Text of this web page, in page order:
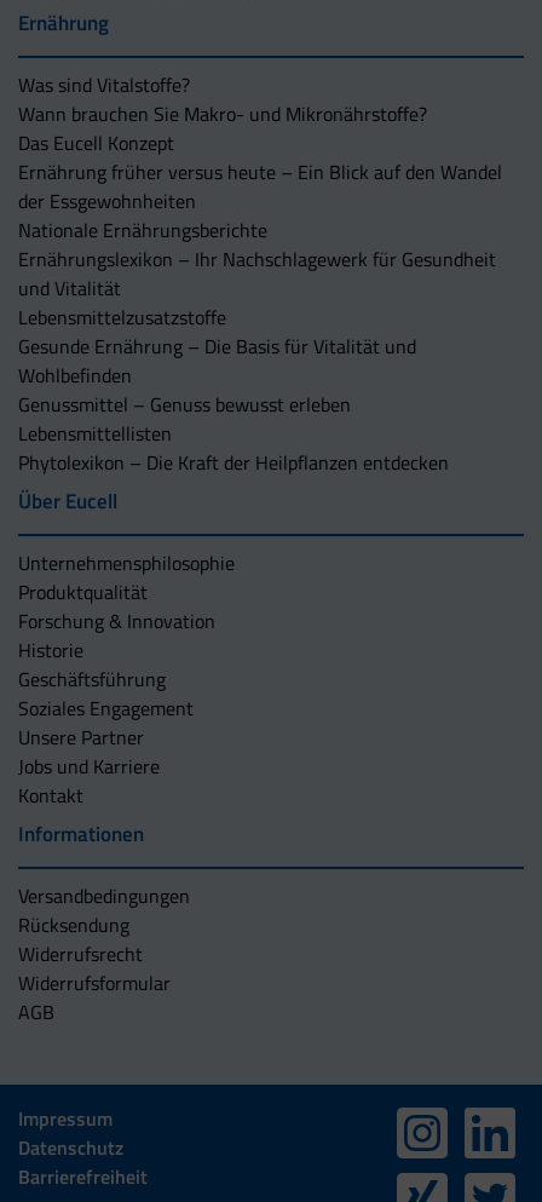
Ernährung
Was sind Vitalstoffe?
Wann brauchen Sie Makro- und Mikronährstoffe?
Das Eucell Konzept
Ernährung früher versus heute – Ein Blick auf den Wandel
der Essgewohnheiten
Nationale Ernährungsberichte
Ernährungslexikon – Ihr Nachschlagewerk für Gesundheit
und Vitalität
Lebensmittelzusatzstoffe
Gesunde Ernährung – Die Basis für Vitalität und
Wohlbefinden
Genussmittel – Genuss bewusst erleben
Lebensmittellisten
Phytolexikon – Die Kraft der Heilpflanzen entdecken
Über Eucell
Unternehmens­philosophie
Produktqualität
Forschung & Innovation
Historie
Geschäftsführung
Soziales Engagement
Unsere Partner
Jobs und Karriere
Kontakt
Informationen
Versandbedingungen
Rücksendung
Widerrufsrecht
Widerrufsformular
AGB
Impressum
Datenschutz
Barrierefreiheit